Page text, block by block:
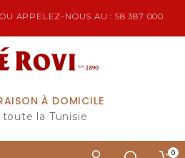
APPELEZ-NOUS AU : 58 387 000
À DOMICILE
toute la Tunisie
0